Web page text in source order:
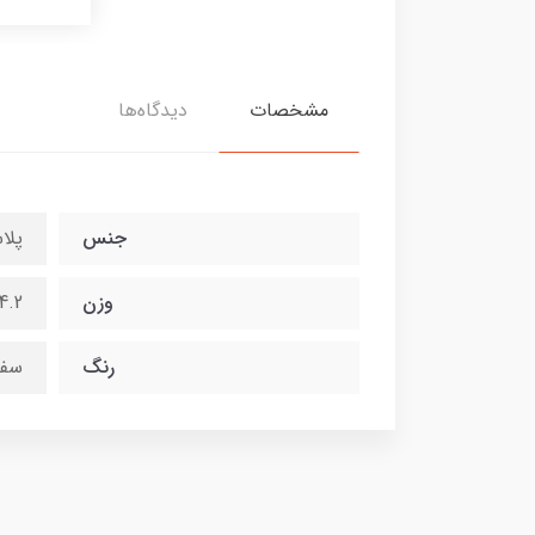
مشخصات دیدگاه‌ها
جنس
وزن 4-4.2
رنگ